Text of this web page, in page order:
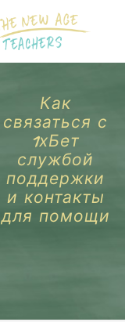
Как
связаться с
1хБет
службой
поддержки
и контакты
для помощи